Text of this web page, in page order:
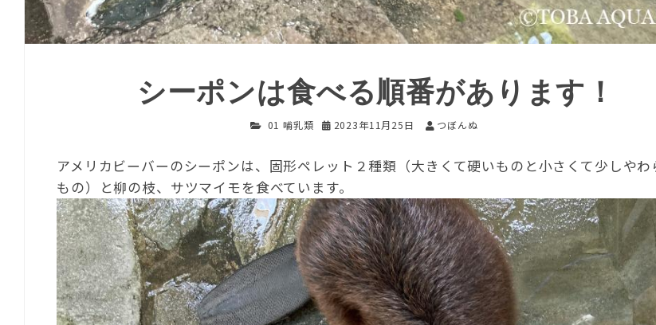
シーポンは食べる順番があります！
01 哺乳類 2023年11月25日 つぼんぬ
アメリカビーバーのシーポンは、固形ペレット２種類（大きくて硬いものと小さくて少しやわ
もの）と柳の枝、サツマイモを食べています。